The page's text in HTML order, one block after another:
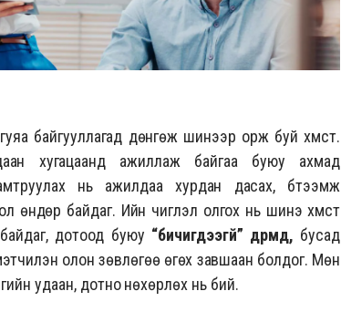
байгууллагад дөнгөж шинээр орж буй хүмүүст.
хугацаанд ажиллаж байгаа буюу ахмад
нь ажилдаа хурдан дасах, бүтээмж
өндөр байдаг. Ийн чиглэл олгох нь шинэ хүмүүст
дотоод буюу “бичигдээгүй” дүрмүүд, бусад
олон зөвлөгөө өгөх завшаан болдог. Мөн
удаан, дотно нөхөрлөх нь бий.